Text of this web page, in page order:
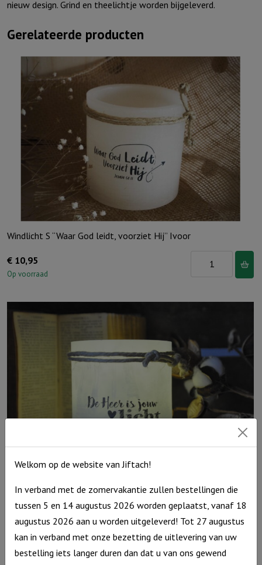
nieuw design. Grind en theelichtje worden bijgeleverd.
Gerelateerde producten
Windlicht S “Waar God leidt, voorziet Hij” Ivoor
€ 10,95
Op voorraad
Windlicht
God
voorziet
Hij"
Ivoor
aantal
10,95
Uitverkocht
Welkom op de website van Jiftach!
In verband met de zomervakantie zullen bestellingen die
tussen 5 en 14 augustus 2026 worden geplaatst, vanaf 18
augustus 2026 aan u worden uitgeleverd! Tot 27 augustus
kan in verband met onze bezetting de uitlevering van uw
bestelling iets langer duren dan dat u van ons gewend